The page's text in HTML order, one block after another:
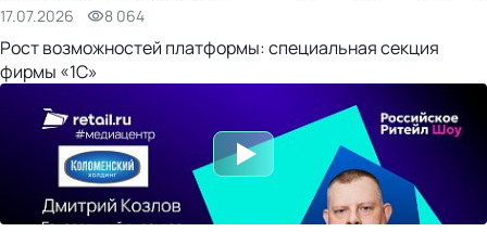
17.07.2026 8 064
Рост возможностей платформы: специальная секция
фирмы «1С»